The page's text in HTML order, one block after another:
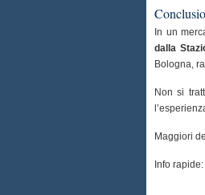
In un
dalla
Bologna,
Non si
Maggiori
Info rapide: